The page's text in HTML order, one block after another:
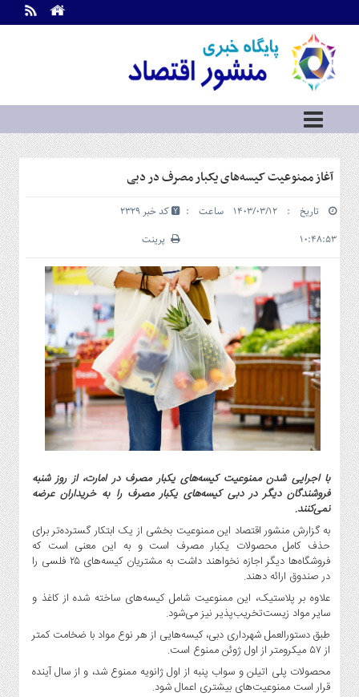
اطلاعات
تماس
ما
درباره
ما
سرویس
ها
بازار
سرمایه
و
بورس
مسکن
و
شهری
گاز
و
پتروشیمی
صنعت
و
خودرو
استارت
آپ
و
فن
آوری
بانک
،
بیمه
و
ارز
دیجیتال
کشاورزی
آغاز ممنوعیت کیسه‌های یکبار مصرف در دبی
تاریخ : ۱۴۰۳/۰۳/۱۲ ساعت :
۱۰:۴۸:۵۳
کد خبر 2329
پرینت
با اجرایی شدن ممنوعیت کیسه‌های یکبار مصرف در امارت، از روز شنبه
فروشندگان دیگر در دبی کیسه‌های یکبار مصرف را به خریداران عرضه
نمی‌کنند.
به گزارش منشور اقتصاد این ممنوعیت بخشی از یک ابتکار گسترده‌تر برای
حذف کامل محصولات یکبار مصرف است و به این معنی است که
فروشگاه‌ها دیگر اجازه نخواهند داشت به مشتریان کیسه‌های ۲۵ فلسی را
در صندوق ارائه دهند.
علاوه بر پلاستیک، این ممنوعیت شامل کیسه‌های ساخته شده از کاغذ و
سایر مواد زیست‌تخریب‌پذیر نیز می‌شود.
طبق دستورالعمل شهرداری دبی، کیسه‌هایی از هر نوع مواد با ضخامت کمتر
از ۵۷ میکرومتر از اول ژوئن ممنوع است.
محصولات پلی اتیلن و سواب پنبه از اول ژانویه ممنوع شد، و از سال آینده
قرار است ممنوعیت‌های بیشتری اعمال شود.